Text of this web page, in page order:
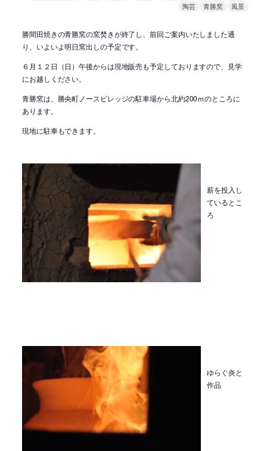
陶芸
青勝窯 風景
勝間田焼きの青勝窯の窯焚きが終了し、前回ご案内いたしました通
り、いよいよ明日窯出しの予定です。
６月１２日（日）午後からは現地販売も予定しておりますので、見学
にお越しください。
青勝窯は、勝央町ノースビレッジの駐車場から北約200ｍのところに
あります。
現地に駐車もできます。
薪を投入し
ているとこ
ろ
ゆらぐ炎と
作品